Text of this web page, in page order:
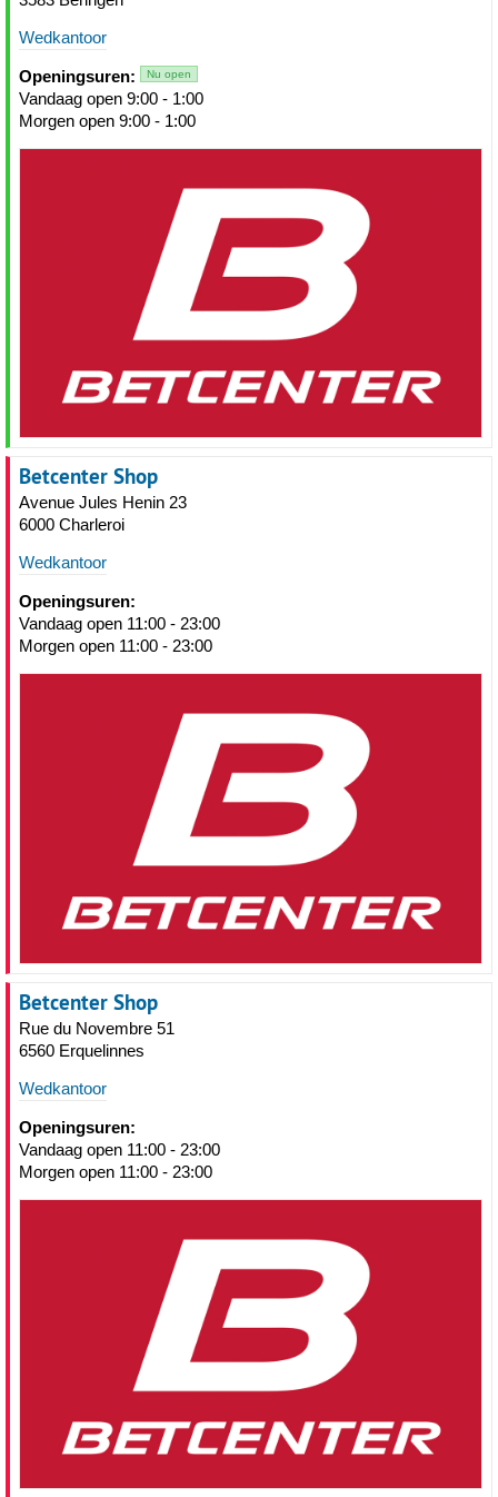
Wedkantoor
Openingsuren: Nu open
Vandaag open 9:00 - 1:00
Morgen open 9:00 - 1:00
Betcenter Shop
Avenue Jules Henin 23
6000 Charleroi
Wedkantoor
Openingsuren:
Vandaag open 11:00 - 23:00
Morgen open 11:00 - 23:00
Betcenter Shop
Rue du Novembre 51
6560 Erquelinnes
Wedkantoor
Openingsuren:
Vandaag open 11:00 - 23:00
Morgen open 11:00 - 23:00